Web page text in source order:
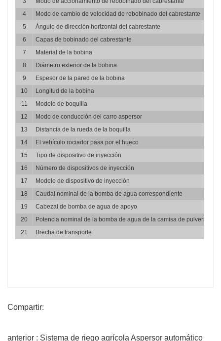
4
Modo de cambio de velocidad de rebobinado del cabrestante
5
Ángulo de dirección horizontal del cabrestante
6
Capas de bobinado del cabrestante
7
Material de la bobina
8
Diámetro exterior de la bobina
9
Espesor de la pared de la bobina
10
Longitud de la bobina
11
Modelo de boquilla
12
Modo de conducción del carro aspersor
13
Distancia de la rueda de la boquilla
14
El vehículo rociador pasa por el hueco
15
Tipo de dispositivo de inyección
16
Número de dispositivos de inyección
17
Modelo de dispositivo de inyección
18
Caudal nominal de la bomba de agua correspondiente
19
Cabezal de bomba de agua de apoyo
20
Potencia nominal de la bomba de agua de la camisa de
21
Brecha de transporte
Compartir:
anterior : Sistema de riego agrícola Aspersor automático